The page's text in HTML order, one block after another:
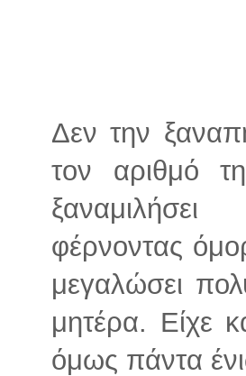
Δεν την
τον αριθμό
φέρνοντας
μεγαλώσει
μητέρα. Είχε
όμως πάντα